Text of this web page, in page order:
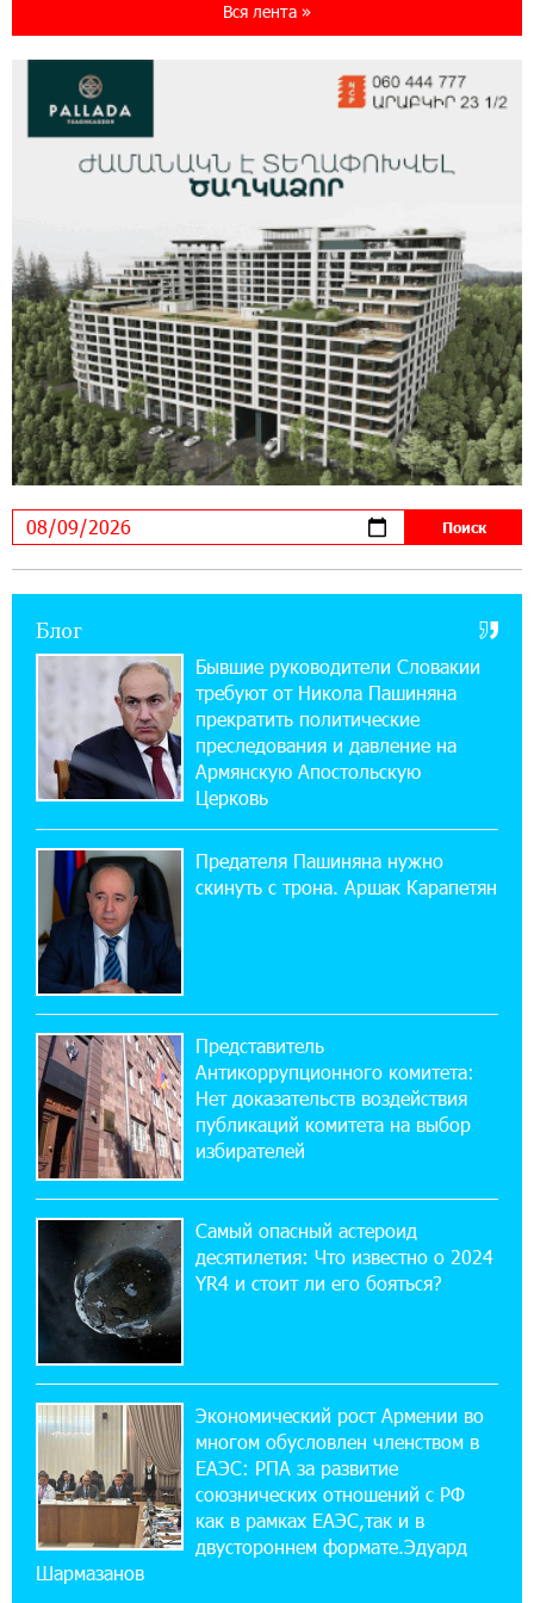
мониторинг дикой природы в Гнишике с
помощью солнечной энергии
Ucom и FPWC обеспечат круглосуточный
мониторинг дикой природы в Гнишике с
помощью солнечной энергии
22:41:05 3-08-2026
Idram и IDBank - рядом со стартапами на
Seaside Startup Summit
10:12:55 3-08-2026
В мобильном приложении Юнибанка теперь
можно зарегистрироваться также с помощью
«Бесплатные бонусы в играх»: IDBank
предупреждает о кибератаках на школьников
11:21:15 31-07-2026
ЕАЭС со временем будет расширяться. Когда-
нибудь это поймёт и рядовой армянин, но
11:03:52 31-07-2026
Если Израиль использует тему Геноцида
армян против Эрдогана, то что для него
значит сам Геноцид?
ВТБ (Армения): вклад «Стабильный» — до
10% годовых и оформление в мобильном
приложении
17:03:49 30-07-2026
Платформа Rate.Trading на Seaside Startup
14:44:13 29-07-2026
Состоялось открытие Khachaturian Rooftop
при поддержке IDBank
18:38:18 28-07-2026
Пашинян ты упустил свой шанс уйти
спокойно. Аршак Карапетян
12:04:53 28-07-2026
Обновленный Центр продаж и обслуживания
Ucom открылся по адресу ул. Шаумяна, 24/2
Вся лента »
Блог
Бывшие руководители Словакии
требуют от Никола Пашиняна
прекратить политические
преследования и давление на
Армянскую Апостольскую
Церковь
Предателя Пашиняна нужно
скинуть с трона. Аршак Карапетян
Представитель
Антикоррупционного комитета:
Нет доказательств воздействия
публикаций комитета на выбор
избирателей
Самый опасный астероид
десятилетия: Что известно о 2024
YR4 и стоит ли его бояться?
Экономический рост Армении во
многом обусловлен членством в
ЕАЭС: РПА за развитие
союзнических отношений с РФ
как в рамках ЕАЭС,так и в
двустороннем формате.Эдуард
Шармазанов